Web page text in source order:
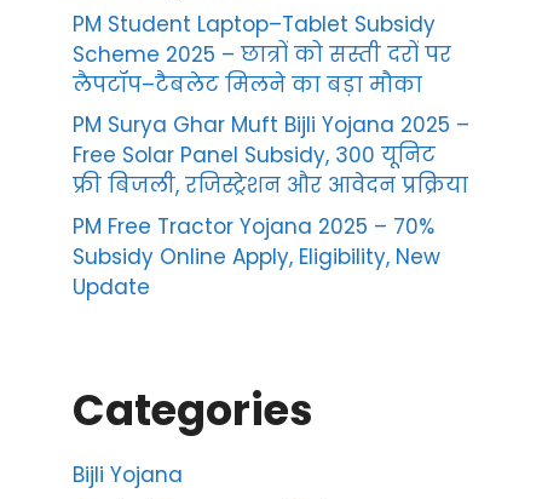
PM Student Laptop–Tablet Subsidy
Scheme 2025 – छात्रों को सस्ती दरों पर
लैपटॉप–टैबलेट मिलने का बड़ा मौका
PM Surya Ghar Muft Bijli Yojana 2025 –
Free Solar Panel Subsidy, 300 यूनिट
फ्री बिजली, रजिस्ट्रेशन और आवेदन प्रक्रिया
PM Free Tractor Yojana 2025 – 70%
Subsidy Online Apply, Eligibility, New
Update
Categories
Bijli Yojana